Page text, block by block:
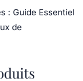
: Guide Essentiel
de